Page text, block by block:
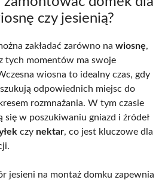
czy jesienią?
zakładać zarówno na wiosnę,
tych momentów ma swoje
wiosna to idealny czas, gdy
odpowiednich miejsc do
rozmnażania. W tym czasie
się w poszukiwaniu gniazd i źródeł
czy nektar, co jest kluczowe dla
jesieni na montaż domku zapewnia